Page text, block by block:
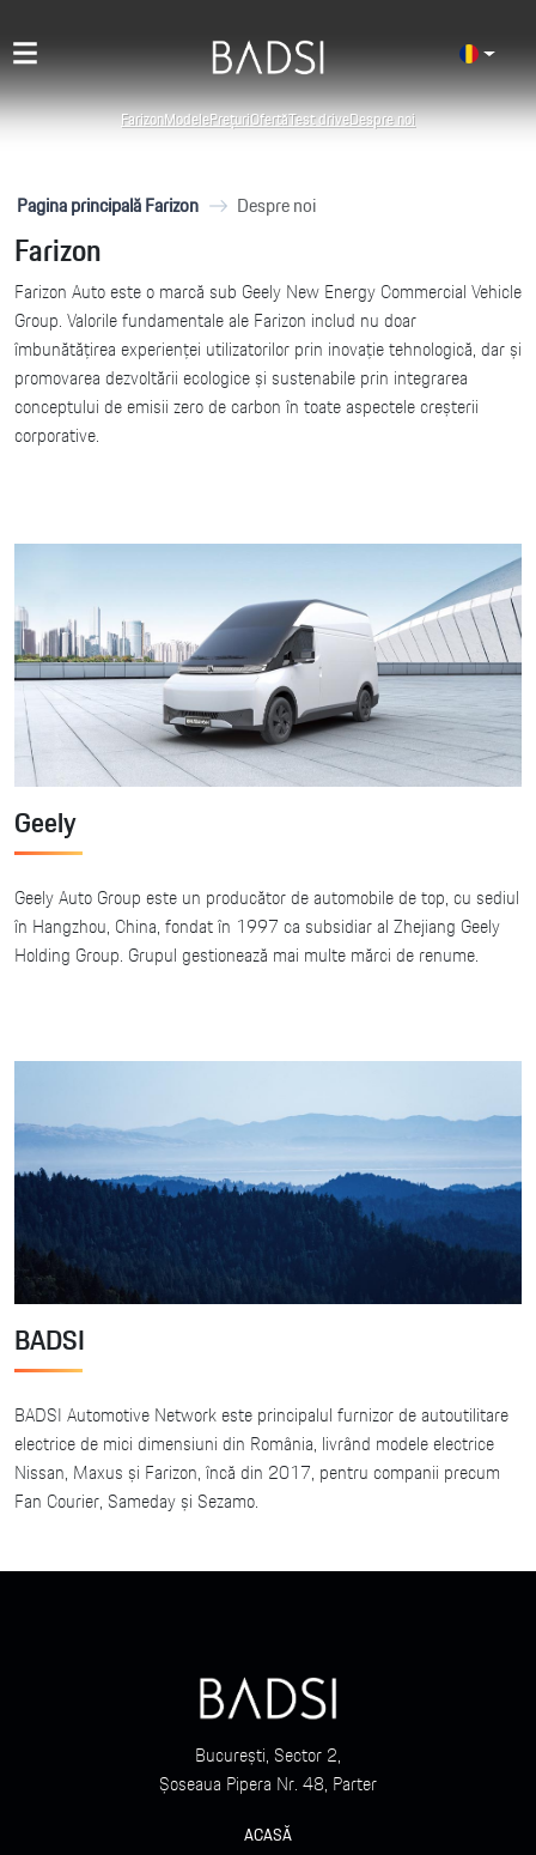
FarizonModelePrețuriOfertăTest driveDespre noi
Pagina principală Farizon Despre noi
Farizon
Farizon Auto este o marcă sub Geely New Energy Commercial Vehicle
Group. Valorile fundamentale ale Farizon includ nu doar
îmbunătățirea experienței utilizatorilor prin inovație tehnologică, dar și
promovarea dezvoltării ecologice și sustenabile prin integrarea
conceptului de emisii zero de carbon în toate aspectele creșterii
corporative.
Geely
Geely Auto Group este un producător de automobile de top, cu sediul
în Hangzhou, China, fondat în 1997 ca subsidiar al Zhejiang Geely
Holding Group. Grupul gestionează mai multe mărci de renume.
BADSI
BADSI Automotive Network este principalul furnizor de autoutilitare
electrice de mici dimensiuni din România, livrând modele electrice
Nissan, Maxus și Farizon, încă din 2017, pentru companii precum
Fan Courier, Sameday și Sezamo.
București, Sector 2,
Șoseaua Pipera Nr. 48, Parter
ACASĂ